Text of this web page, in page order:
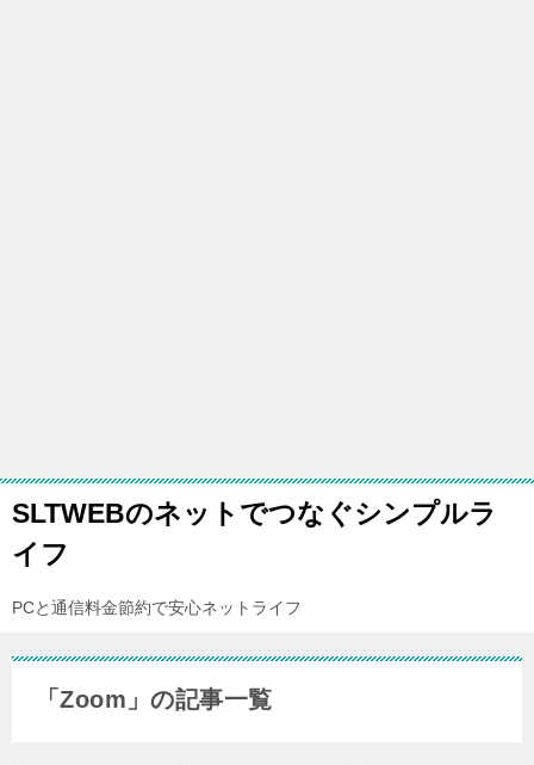
SLTWEBのネットでつなぐシンプルラ
イフ
PCと通信料金節約で安心ネットライフ
「Zoom」の記事一覧